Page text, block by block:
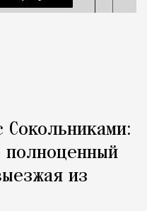
полноценный
из